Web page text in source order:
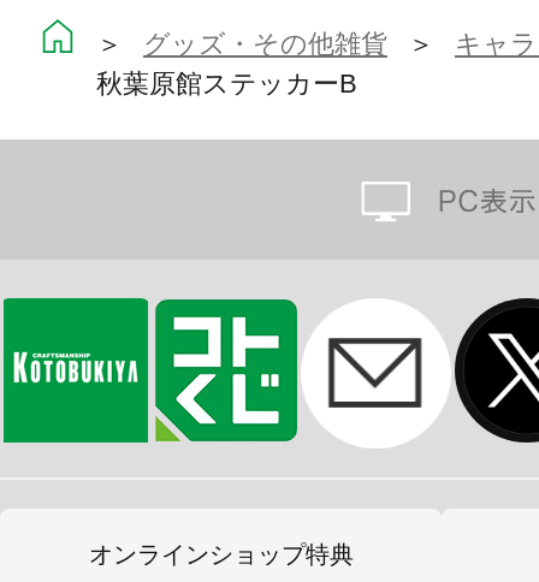
＞ グッズ・その他雑貨 ＞ キャ
秋葉原館ステッカーB
オンラインショップ特典